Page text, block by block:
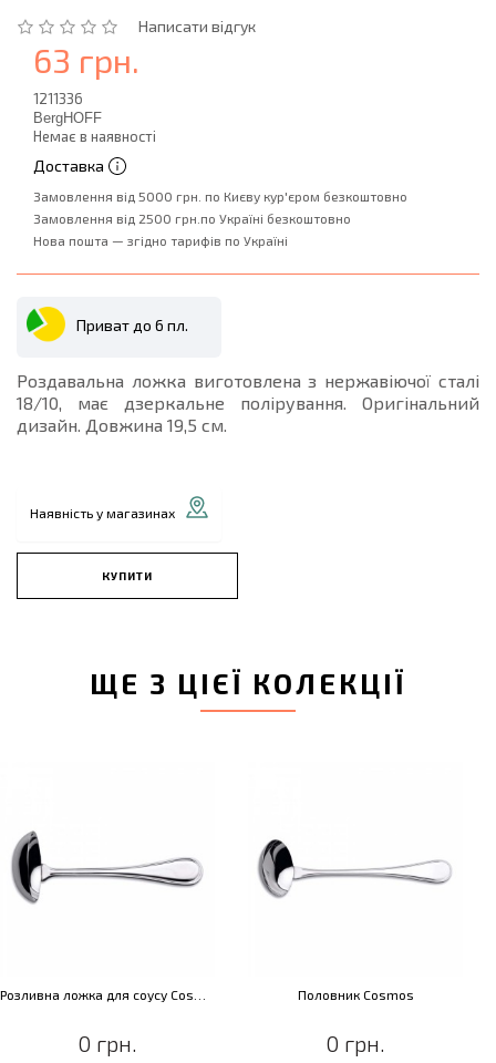
Написати відгук
63 грн.
1211336
BergHOFF
Немає в наявності
Доставка
Замовлення від 5000 грн. по Києву кур'єром безкоштовно
Замовлення від 2500 грн.по Україні безкоштовно
Нова пошта — згідно тарифів по Україні
Приват до 6 пл.
Роздавальна ложка виготовлена з нержавіючої сталі
18/10, має дзеркальне полірування. Оригінальний
дизайн. Довжина 19,5 см.
Наявність у магазинах
КУПИТИ
ЩЕ З ЦІЄЇ КОЛЕКЦІЇ
0 грн.
Половник Cosmos
0 грн.